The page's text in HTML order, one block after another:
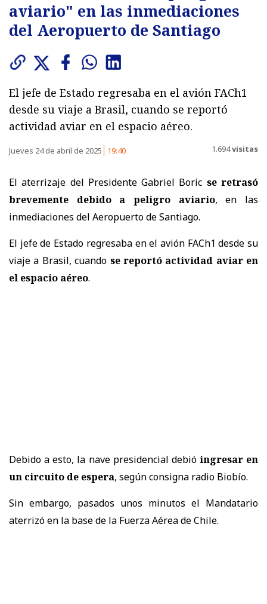
aviario" en las inmediaciones
del Aeropuerto de Santiago
El jefe de Estado regresaba en el avión FACh1
desde su viaje a Brasil, cuando se reportó
actividad aviar en el espacio aéreo.
Jueves 24 de abril de 2025 19:40 1.694visitas
El aterrizaje del Presidente Gabriel Boric se retrasó
brevemente
debido a peligro aviario, en las
inmediaciones del Aeropuerto de Santiago.
El jefe de Estado regresaba en el avión FACh1 desde su
viaje a Brasil, cuando se reportó actividad aviar en
el espacio aéreo.
Debido a esto, la nave presidencial debióingresar en
un circuito de espera, según consigna radio Biobío.
Sin embargo, pasados unos minutos el Mandatario
aterrizó en la base de la Fuerza Aérea de Chile.